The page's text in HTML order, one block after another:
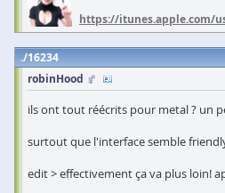
https://itunes.apple.com/
16234
robinHood
ils ont tout réécrits pour metal ? un
surtout que l'interface semble
edit > effectivement ça va plus loin!